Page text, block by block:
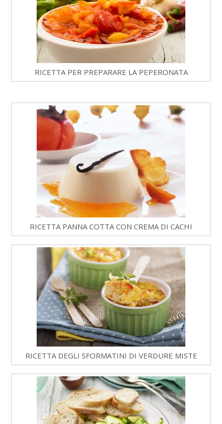
RICETTA PER PREPARARE LA PEPERONATA
RICETTA PANNA COTTA CON CREMA DI CACHI
RICETTA DEGLI SFORMATINI DI VERDURE MISTE